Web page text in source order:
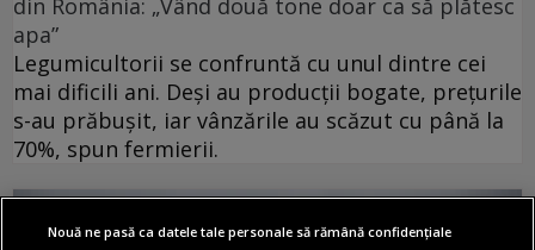
din România: „Vând două tone doar ca să plătesc
apa”
Legumicultorii se confruntă cu unul dintre cei
mai dificili ani. Deși au producții bogate, prețurile
s-au prăbușit, iar vânzările au scăzut cu până la
70%, spun fermierii.
Nouă ne pasă ca datele tale personale să rămână confidențiale